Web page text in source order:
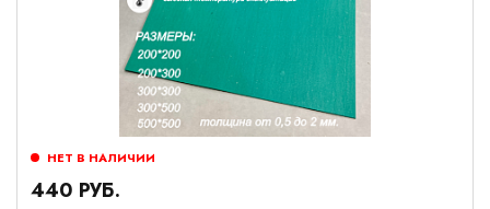
НЕТ В НАЛИЧИИ
440 РУБ.